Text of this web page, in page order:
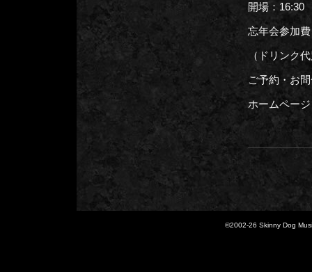
開場：16:30
忘年会参加
（ドリンク
ご予約・お
ホームペー
©2002-26 Skinny Dog